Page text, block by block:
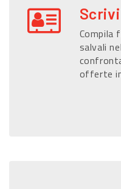
Compila
salvali
offerte